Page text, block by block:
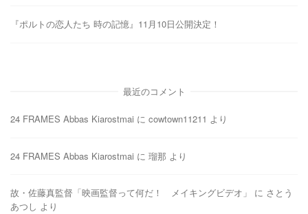
『ポルトの恋人たち 時の記憶』11月10日公開決定！
最近のコメント
24 FRAMES Abbas Kiarostmai に cowtown11211 より
24 FRAMES Abbas Kiarostmai に 瑠那 より
故・佐藤真監督「映画監督って何だ！ メイキングビデオ」 に さとう
あつし より